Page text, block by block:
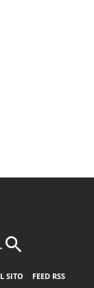
SITO
FEED RSS